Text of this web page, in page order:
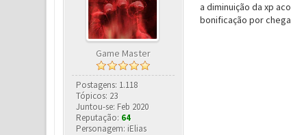
Game Master
Postagens: 1.118
Tópicos: 23
Juntou-se: Feb 2020
Reputação: 64
Personagem: iElias
a diminuição da xp
bonificação por